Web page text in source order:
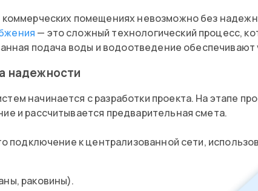
помещениях невозможно без
— это сложный технологический процесс,
подача воды и водоотведение
надежности
начинается с разработки проекта. На этапе
и рассчитывается предварительная смета.
подключение к централизованной сети,
раковины).